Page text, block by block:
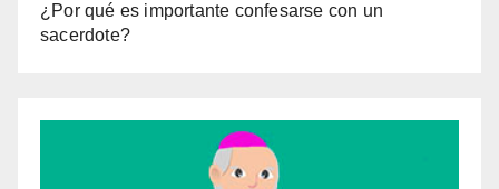
¿Por qué es importante confesarse con un
sacerdote?